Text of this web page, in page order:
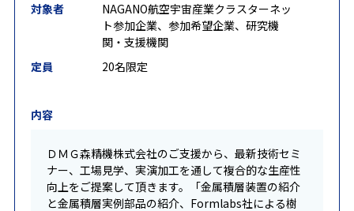
対象者
NAGANO航空宇宙産業クラスターネッ
ト参加企業、参加希望企業、研究機
関・支援機関
定員
20名限定
内容
ＤＭＧ森精機株式会社のご支援から、最新技術セミ
ナー、工場見学、実演加工を通して複合的な生産性
向上をご提案して頂きます。「金属積層装置の紹介
と金属積層実例部品の紹介、Formlabs社による樹